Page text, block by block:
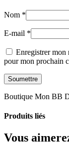
Nom *
E-mail *
Enregistrer mon
pour mon prochain
Boutique Mon BB
Produits liés
Vous